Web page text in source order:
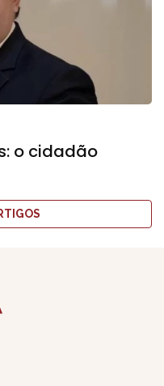
o cidadão